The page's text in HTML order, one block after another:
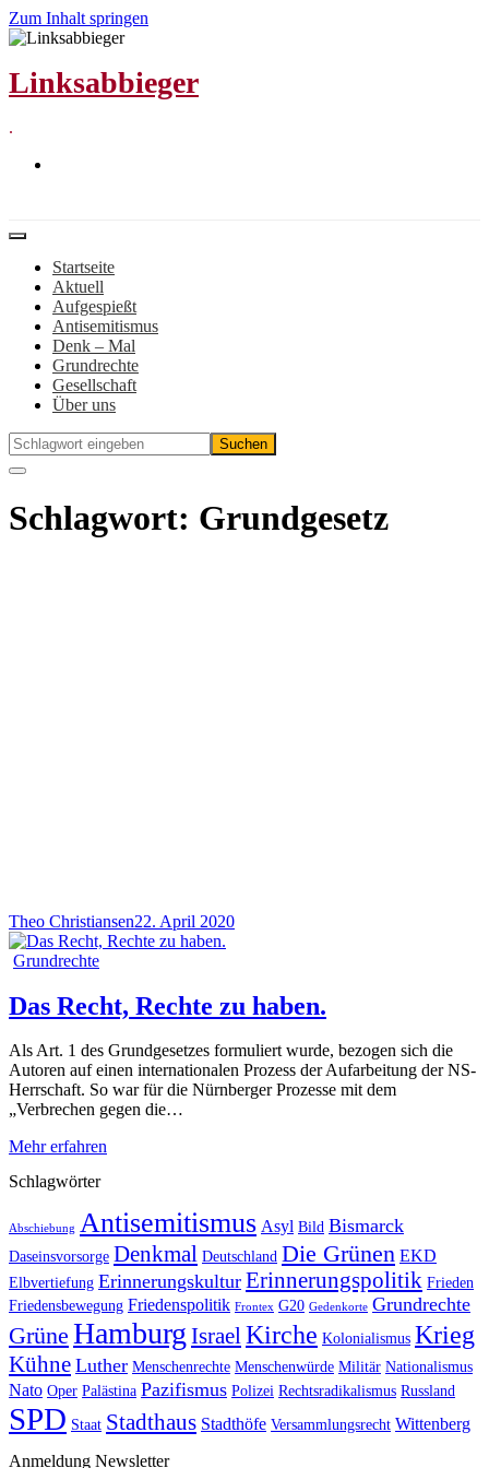
Zum Inhalt springen
Linksabbieger
.
Startseite
Aktuell
Aufgespießt
Antisemitismus
Denk – Mal
Grundrechte
Gesellschaft
Über uns
Schlagwort: Grundgesetz
Theo Christiansen22. April 2020
Grundrechte
Das Recht, Rechte zu haben.
Als Art. 1 des Grundgesetzes formuliert wurde, bezogen sich die
Autoren auf einen internationalen Prozess der Aufarbeitung der NS-
Herrschaft. So war für die Nürnberger Prozesse mit dem
„Verbrechen gegen die…
Mehr erfahren
Schlagwörter
Abschiebung Antisemitismus Asyl Bild Bismarck
Daseinsvorsorge Denkmal Deutschland Die Grünen EKD
Elbvertiefung Erinnerungskultur Erinnerungspolitik Frieden
Friedensbewegung Friedenspolitik Frontex G20 Gedenkorte Grundrechte
Grüne Hamburg IsraelKirche Kolonialismus Krieg
Kühne Luther Menschenrechte Menschenwürde Militär Nationalismus
Nato Oper Palästina Pazifismus Polizei Rechtsradikalismus Russland
SPD Staat Stadthaus Stadthöfe Versammlungsrecht Wittenberg
Anmeldung Newsletter